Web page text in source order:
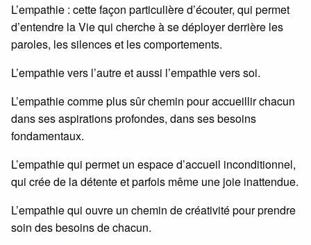
L’empathie : cette façon particulière d’écouter, qui permet
d’entendre la Vie qui cherche à se déployer derrière les
paroles, les silences et les comportements.
L’empathie vers l’autre et aussi l’empathie vers soi.
L’empathie comme plus sûr chemin pour accueillir chacun
dans ses aspirations profondes, dans ses besoins
fondamentaux.
L’empathie qui permet un espace d’accueil inconditionnel,
qui crée de la détente et parfois même une joie inattendue.
L’empathie qui ouvre un chemin de créativité pour prendre
soin des besoins de chacun.